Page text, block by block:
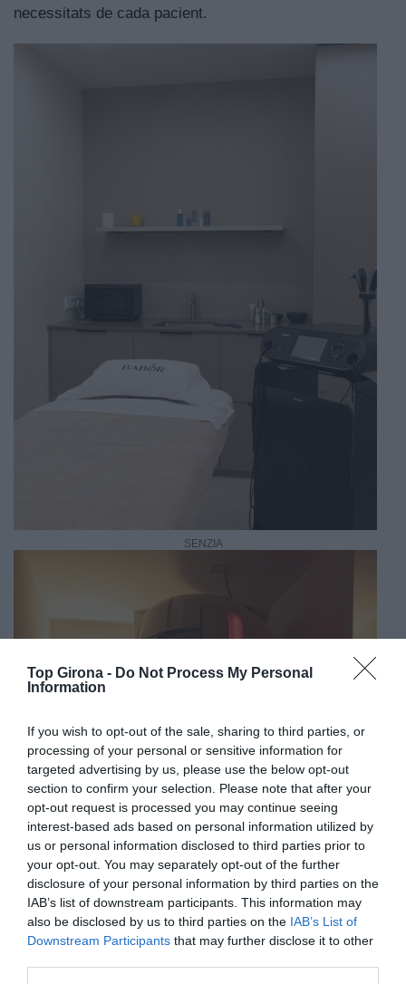
Top Girona - Do Not Process My Personal
Information
If you wish to opt-out of the sale, sharing to third parties, or
processing of your personal or sensitive information for
targeted advertising by us, please use the below opt-out
section to confirm your selection. Please note that after your
opt-out request is processed you may continue seeing
interest-based ads based on personal information utilized by
us or personal information disclosed to third parties prior to
your opt-out. You may separately opt-out of the further
disclosure of your personal information by third parties on the
IAB’s list of downstream participants. This information may
also be disclosed by us to third parties on the IAB’s List of
Downstream Participants that may further disclose it to other
necessitats de cada pacient.
SENZIA